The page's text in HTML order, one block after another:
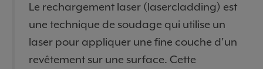
Le rechargement laser (lasercladding) est
une technique de soudage qui utilise un
laser pour appliquer une fine couche d'un
revêtement sur une surface. Cette